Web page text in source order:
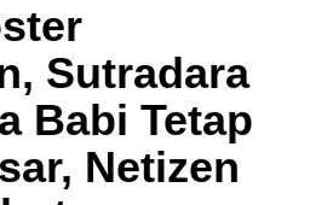
Sutradara
Babi Tetap
Netizen